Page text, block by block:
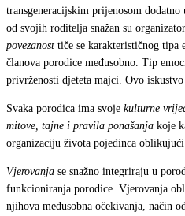
transgeneracijskim prijenosom
od svojih roditelja snažan su
povezanost tiče se karakterističnog tipa
članova porodice međusobno. Tip
privrženosti djeteta majci. Ovo
Svaka porodica ima svoje kulturne
mitove, tajne i pravila ponašanja koje
organizaciju života pojedinca
Vjerovanja se snažno integriraju u
funkcioniranja porodice. Vjerovanja
njihova međusobna očekivanja, način